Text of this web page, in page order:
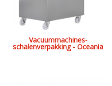
Vacuummachines-
schalenverpakking - Oceania